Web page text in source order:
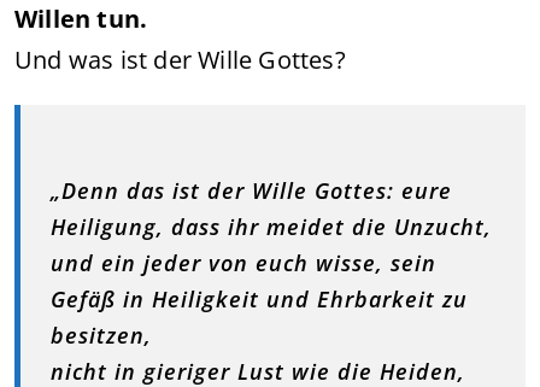
Willen tun.
Und was ist der Wille Gottes?
„Denn das ist der Wille Gottes: eure
Heiligung, dass ihr meidet die Unzucht,
und ein jeder von euch wisse, sein
Gefäß in Heiligkeit und Ehrbarkeit zu
besitzen,
nicht in gieriger Lust wie die Heiden,